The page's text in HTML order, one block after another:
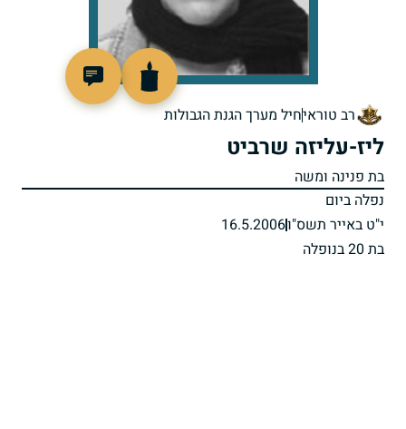
רב טוראיחיל מערך הגנת הגבולות
ליז-עליזה שרביט
בת פנינה ומשה
נפלה ביום
י"ט באייר תשס"ו16.5.2006
בת 20 בנופלה